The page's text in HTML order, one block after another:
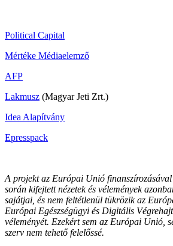
Political Capital
Mértéke Médiaelemző
AFP
Lakmusz (Magyar Jeti Zrt.)
Idea Alapítvány
Epresspack
A projekt az Európai Unió
során kifejtett nézetek és vélemények
sajátjai, és nem feltétlenül tükrözik az
Európai Egészségügyi és Digitális
véleményét. Ezekért sem az Európai Unió,
szerv nem tehető felelőssé.